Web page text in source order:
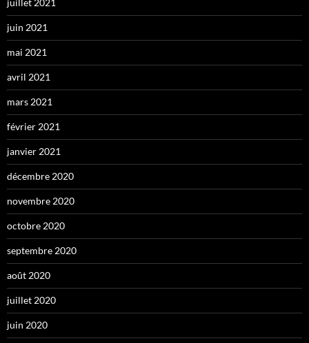
juillet 2021
juin 2021
mai 2021
avril 2021
mars 2021
février 2021
janvier 2021
décembre 2020
novembre 2020
octobre 2020
septembre 2020
août 2020
juillet 2020
juin 2020